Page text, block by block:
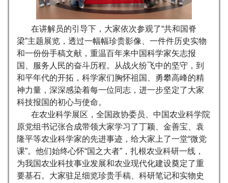
在讲解员的引导下，大家依次参观了“共和国脊
梁”主题展览，透过一幅幅珍贵影像、一件件历史实物
和一份份手稿文献，重温百年来中国科学家矢志报
国、服务人民的奋斗历程。从战火纷飞中的坚守，到
和平年代的开拓，科学家们胸怀祖国、勇攀高峰的精
神力量，深深感染着每一位同志，进一步坚定了大家
科技报国的初心与使命。
在农业科学展区，全国政协委员、中国农业科学院
原党组书记张合成带领大家学习了丁颖、金善宝、袁
隆平等农业科学家的先进事迹，给大家上了一堂“微党
课”。他们始终心怀“国之大者”，扎根农业科研一线，
为我国农业科技事业发展和农业现代化建设奠定了重
要基石。大家驻足细览珍贵手稿、科研笔记和实物史